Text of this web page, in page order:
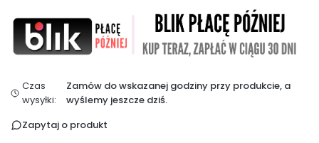
Czas
wysyłki:
Zamów do wskazanej godziny przy produkcie, a
wyślemy jeszcze dziś.
Zapytaj o produkt